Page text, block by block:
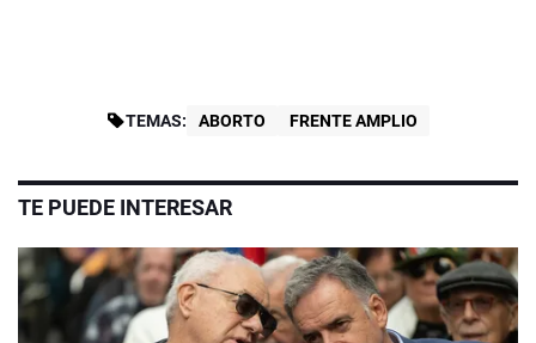
TEMAS: ABORTO FRENTE AMPLIO
TE PUEDE INTERESAR